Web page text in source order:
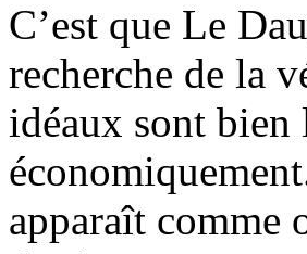
C’est que Le
recherche de la
idéaux sont bien
apparaît comme